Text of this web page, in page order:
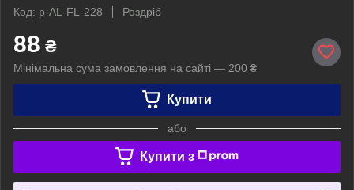
Код: p-AL-FL-228
Роздріб
88 ₴
Мінімальна сума замовлення на сайті — 200 ₴
Купити
або
Купити з